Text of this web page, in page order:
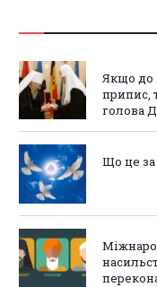
Якщо до
припис,
голова
Що це за